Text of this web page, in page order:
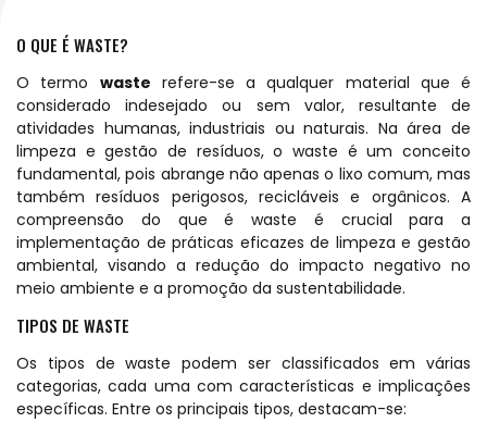
O QUE É WASTE?
O termo waste refere-se a qualquer material que é
considerado indesejado ou sem valor, resultante de
atividades humanas, industriais ou naturais. Na área de
limpeza e gestão de resíduos, o waste é um conceito
fundamental, pois abrange não apenas o lixo comum, mas
também resíduos perigosos, recicláveis e orgânicos. A
compreensão do que é waste é crucial para a
implementação de práticas eficazes de limpeza e gestão
ambiental, visando a redução do impacto negativo no
meio ambiente e a promoção da sustentabilidade.
TIPOS DE WASTE
Os tipos de waste podem ser classificados em várias
categorias, cada uma com características e implicações
específicas. Entre os principais tipos, destacam-se: